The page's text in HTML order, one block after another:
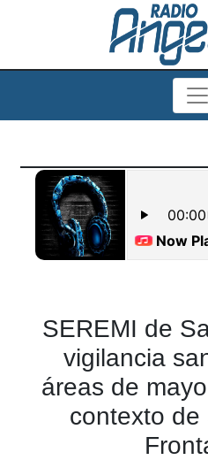
SEREMI de
vigilancia
áreas de
contexto de